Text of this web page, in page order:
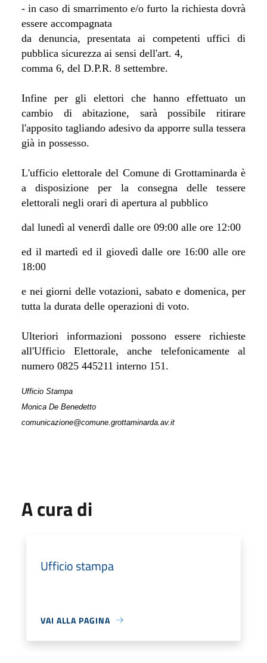
- in caso di smarrimento e/o furto la richiesta dovrà
essere accompagnata
da denuncia, presentata ai competenti uffici di
pubblica sicurezza ai sensi dell'art. 4,
comma 6, del D.P.R. 8 settembre.
Infine per gli elettori che hanno effettuato un
cambio di abitazione, sarà possibile ritirare
l'apposito tagliando adesivo da apporre sulla tessera
già in possesso.
L'ufficio elettorale del Comune di Grottaminarda è
a disposizione per la consegna delle tessere
elettorali negli orari di apertura al pubblico
dal lunedì al venerdì dalle ore 09:00 alle ore 12:00
ed il martedì ed il giovedì dalle ore 16:00 alle ore
18:00
e nei giorni delle votazioni, sabato e domenica, per
tutta la durata delle operazioni di voto.
Ulteriori informazioni possono essere richieste
all'Ufficio Elettorale, anche telefonicamente al
numero 0825 445211 interno 151.
Ufficio Stampa
Monica De Benedetto
comunicazione@comune.grottaminarda.av.it
A cura di
Ufficio stampa
VAI ALLA PAGINA